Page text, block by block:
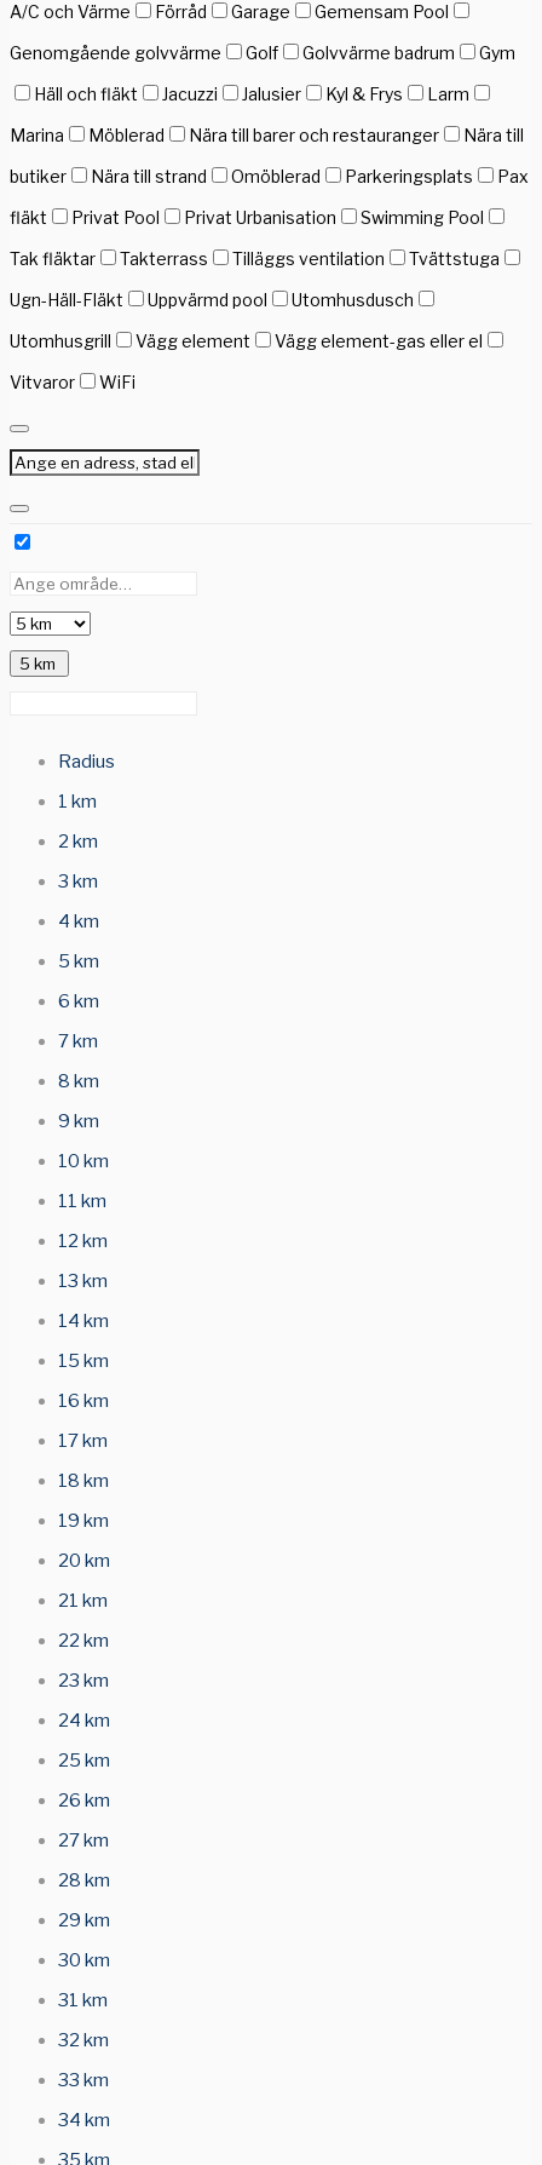
A/C och Värme
Förråd Garage
Gemensam Pool
Genomgående golvvärme
Golf Golvvärme badrum
Gym
Häll och fläkt
Jacuzzi Jalusier Kyl & Frys
Larm
Marina
Möblerad Nära till barer och restauranger
Nära till
butiker
Nära till strand Omöblerad Parkeringsplats
Pax
fläkt
Privat Pool Privat Urbanisation
Swimming Pool
Tak fläktar
Takterrass Tilläggs ventilation
Tvättstuga
Ugn-Häll-Fläkt
Uppvärmd pool
Utomhusdusch
Utomhusgrill
Vägg element
Vägg element-gas eller el
Vitvaror
WiFi
5 km
Radius
1 km
2 km
3 km
4 km
5 km
6 km
7 km
8 km
9 km
10 km
11 km
12 km
13 km
14 km
15 km
16 km
17 km
18 km
19 km
20 km
21 km
22 km
23 km
24 km
25 km
26 km
27 km
28 km
29 km
30 km
31 km
32 km
33 km
34 km
35 km